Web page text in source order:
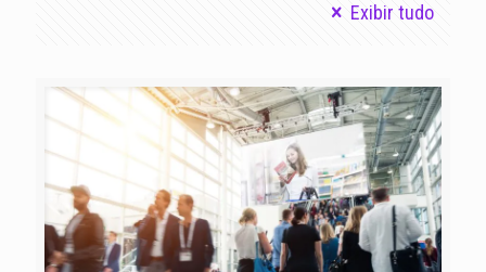
Exibir tudo